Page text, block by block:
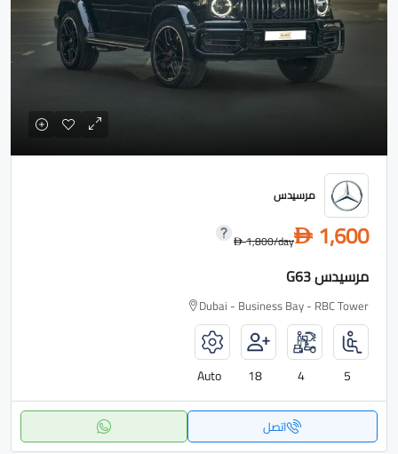
مرسيدس
D 1,600
D1,800/day
مرسيدس G63
Dubai - Business Bay - RBC Tower
5
4
18
Auto
اتصل